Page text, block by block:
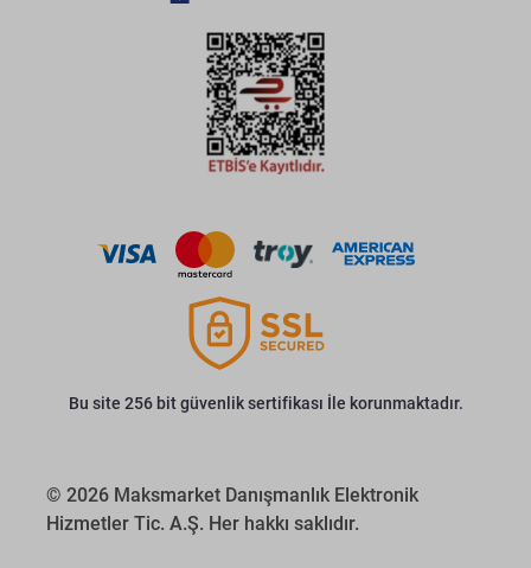
Bu site 256 bit güvenlik sertifikası İle korunmaktadır.
© 2026 Maksmarket Danışmanlık Elektronik
Hizmetler Tic. A.Ş. Her hakkı saklıdır.